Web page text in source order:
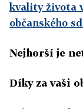
kvality života
občanského
Nejhorší je
Díky za vaši